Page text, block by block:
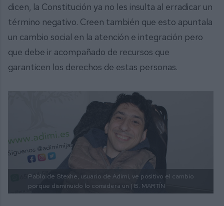
dicen, la Constitución ya no les insulta al erradicar un
término negativo. Creen también que esto apuntala
un cambio social en la atención e integración pero
que debe ir acompañado de recursos que
garanticen los derechos de estas personas.
Pablo de Stexhe, usuario de Adimi, ve positivo el cambio
porque disminuido lo considera un | B. MARTÍN